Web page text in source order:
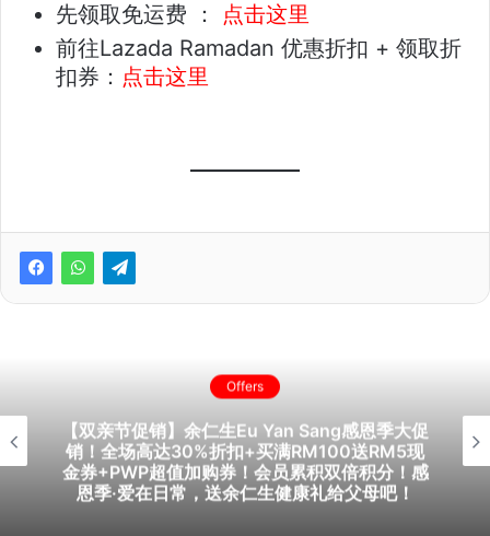
先领取免运费 ： 点击这里
前往Lazada Ramadan 优惠折扣 + 领取折
扣券： 点击这里
Offers
【旅游促销】Apple Vacations超值旅游配套!
每对折扣高达RM4,000！北海道包机买10送
1！位子有限！